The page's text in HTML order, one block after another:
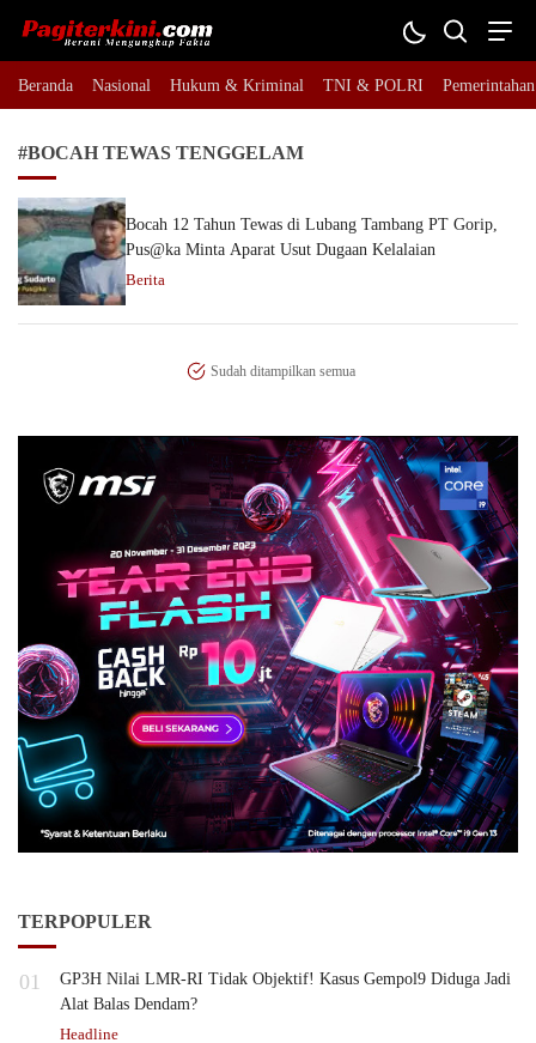
Pagiterkini.com
Berani Mengungkap Fakta
Beranda Nasional Hukum & Kriminal TNI & POLRI Pemerintahan
#BOCAH TEWAS TENGGELAM
Bocah 12 Tahun Tewas di Lubang Tambang PT Gorip,
Pus@ka Minta Aparat Usut Dugaan Kelalaian
Berita
Sudah ditampilkan semua
TERPOPULER
01
GP3H Nilai LMR-RI Tidak Objektif! Kasus Gempol9 Diduga Jadi
Alat Balas Dendam?
Headline